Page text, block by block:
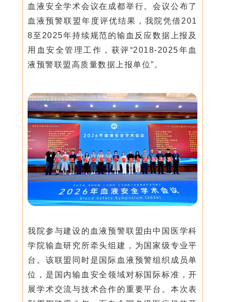
血液安全学术会议在成都举行。会议公布了
血液预警联盟年度评优结果，我院凭借201
8至2025年持续规范的输血反应数据上报及
用血安全管理工作，获评“2018-2025年血
液预警联盟高质量数据上报单位”。
我院参与建设的血液预警联盟由中国医学科
学院输血研究所牵头组建，为国家级专业平
台。该联盟同时是国际血液预警组织成员单
位，是国内输血安全领域对标国际标准，开
展学术交流与技术合作的重要平台。本次表